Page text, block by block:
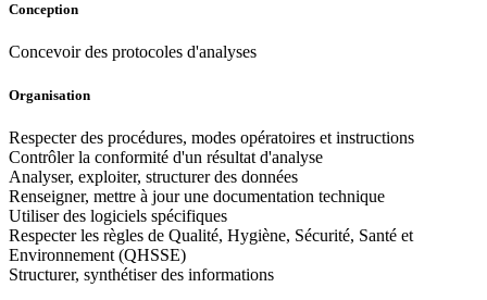
Conception
Concevoir des protocoles d'analyses
Organisation
Respecter des procédures, modes opératoires et instructions
Contrôler la conformité d'un résultat d'analyse
Analyser, exploiter, structurer des données
Renseigner, mettre à jour une documentation technique
Utiliser des logiciels spécifiques
Respecter les règles de Qualité, Hygiène, Sécurité, Santé et
Environnement (QHSSE)
Structurer, synthétiser des informations